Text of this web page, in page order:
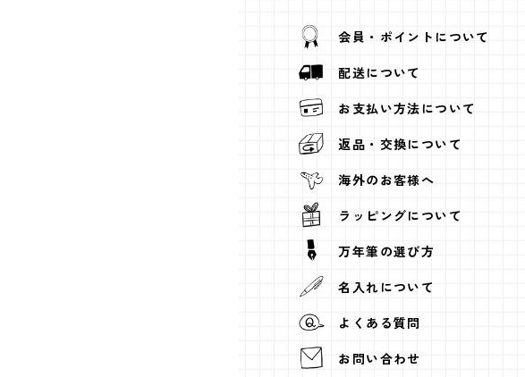
会員・ポイントについて
配送について
お支払い方法について
返品・交換について
海外のお客様へ
ラッピングについて
万年筆の選び方
名入れについて
よくある質問
お問い合わせ